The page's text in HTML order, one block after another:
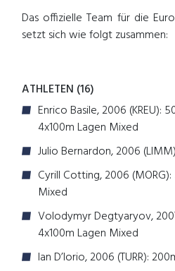
Das offizielle Team für die
setzt sich wie folgt zusammen:
ATHLETEN (16)
Enrico Basile, 2006 (KREU):
4x100m Lagen Mixed
Julio Bernardon, 2006
Cyrill Cotting, 2006
Mixed
Volodymyr Degtyaryov,
4x100m Lagen Mixed
Ian D’Iorio, 2006 (TURR):